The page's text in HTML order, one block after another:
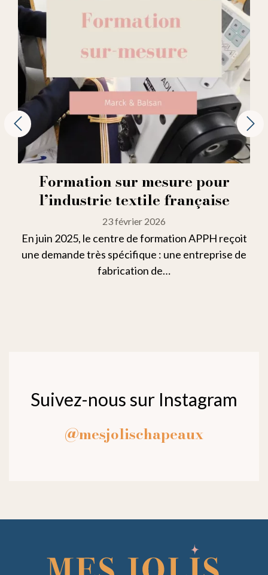
Formation sur mesure pour
l’industrie textile française
23 février 2026
En juin 2025, le centre de formation APPH reçoit
une demande très spécifique : une entreprise de
fabrication de…
Suivez-nous sur Instagram
@mesjolischapeaux